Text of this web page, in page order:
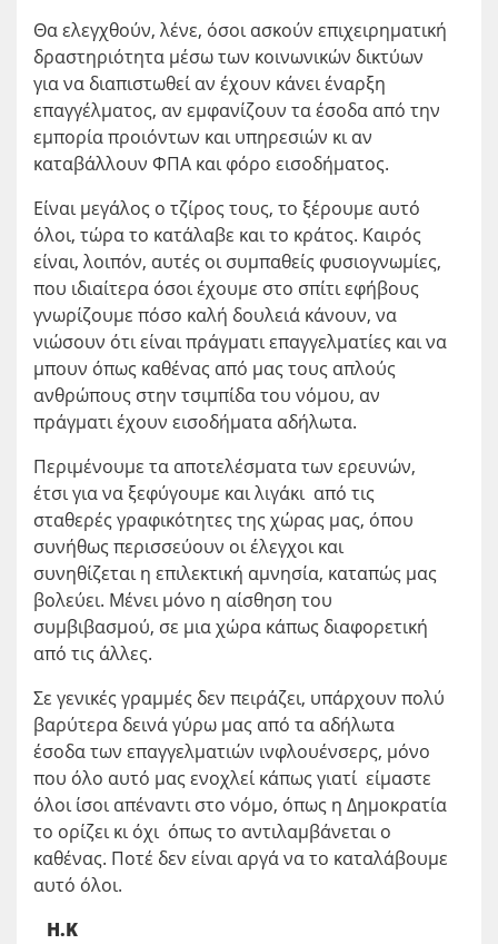
Θα ελεγχθούν, λένε, όσοι ασκούν επιχειρηματική
δραστηριότητα μέσω των κοινωνικών δικτύων
για να διαπιστωθεί αν έχουν κάνει έναρξη
επαγγέλματος, αν εμφανίζουν τα έσοδα από την
εμπορία προιόντων και υπηρεσιών κι αν
καταβάλλουν ΦΠΑ και φόρο εισοδήματος.
Είναι μεγάλος ο τζίρος τους, το ξέρουμε αυτό
όλοι, τώρα το κατάλαβε και το κράτος. Καιρός
είναι, λοιπόν, αυτές οι συμπαθείς φυσιογνωμίες,
που ιδιαίτερα όσοι έχουμε στο σπίτι εφήβους
γνωρίζουμε πόσο καλή δουλειά κάνουν, να
νιώσουν ότι είναι πράγματι επαγγελματίες και να
μπουν όπως καθένας από μας τους απλούς
ανθρώπους στην τσιμπίδα του νόμου, αν
πράγματι έχουν εισοδήματα αδήλωτα.
Περιμένουμε τα αποτελέσματα των ερευνών,
έτσι για να ξεφύγουμε και λιγάκι από τις
σταθερές γραφικότητες της χώρας μας, όπου
συνήθως περισσεύουν οι έλεγχοι και
συνηθίζεται η επιλεκτική αμνησία, καταπώς μας
βολεύει. Μένει μόνο η αίσθηση του
συμβιβασμού, σε μια χώρα κάπως διαφορετική
από τις άλλες.
Σε γενικές γραμμές δεν πειράζει, υπάρχουν πολύ
βαρύτερα δεινά γύρω μας από τα αδήλωτα
έσοδα των επαγγελματιών ινφλουένσερς, μόνο
που όλο αυτό μας ενοχλεί κάπως γιατί είμαστε
όλοι ίσοι απέναντι στο νόμο, όπως η Δημοκρατία
το ορίζει κι όχι όπως το αντιλαμβάνεται ο
καθένας. Ποτέ δεν είναι αργά να το καταλάβουμε
αυτό όλοι.
Η.Κ